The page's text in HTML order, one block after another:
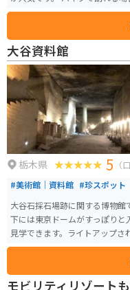
ます。筑波山や霞ヶ浦など、周
ン」や「しもだて麦っこ」な
ょうか。また、併設されている
歴史や文化に触れることができ
大谷資料館
栃木県 5 （
#美術館｜資料館 #珍スポット
大谷石採石場跡に関する博物
下には東京ドームがすっぽりと
見学できます。ライトアップ
る空間で、若い世代を中心に
モビリティリゾート